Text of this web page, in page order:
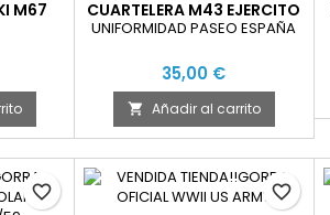
M67
CUARTELERA M43 EJERCITO
ESPAÑA
UNIFORMIDAD PASEO ESPAÑA
35,00 €
 Añadir al carrito
favorite_border
favorite_border